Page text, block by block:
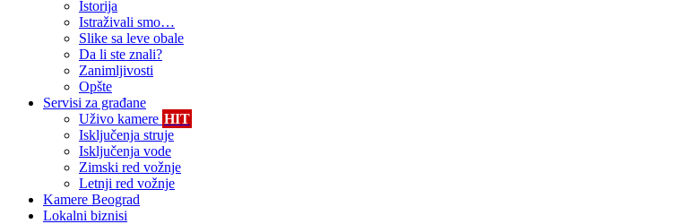
Istorija
Istraživali smo…
Slike sa leve obale
Da li ste znali?
Zanimljivosti
Opšte
Servisi za građane
Uživo kamere HIT
Isključenja struje
Isključenja vode
Zimski red vožnje
Letnji red vožnje
Kamere Beograd
Lokalni biznisi